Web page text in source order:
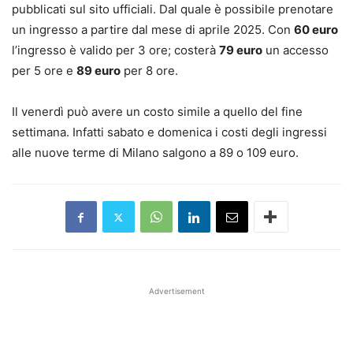
pubblicati sul sito ufficiali. Dal quale è possibile prenotare
un ingresso a partire dal mese di aprile 2025. Con 60 euro
l’ingresso è valido per 3 ore; costerà 79 euro un accesso
per 5 ore e 89 euro per 8 ore.
Il venerdì può avere un costo simile a quello del fine
settimana. Infatti sabato e domenica i costi degli ingressi
alle nuove terme di Milano salgono a 89 o 109 euro.
Advertisement